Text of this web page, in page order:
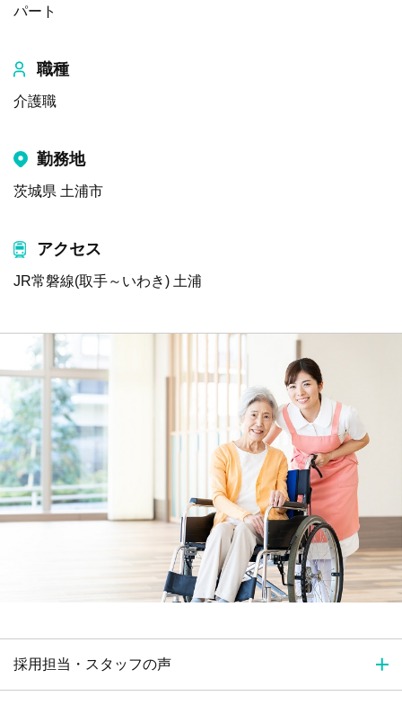
パート
職種
介護職
勤務地
茨城県 土浦市
アクセス
JR常磐線(取手～いわき) 土浦
採用担当・スタッフの声